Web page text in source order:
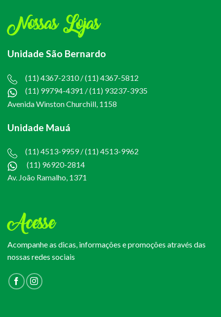
Nossas Lojas
Unidade São Bernardo
(11) 4367-2310 / (11) 4367-5812
(11) 99794-4391 /(11) 93237-3935
Avenida Winston Churchill, 1158
Unidade Mauá
(11) 4513-9959 / (11) 4513-9962
(11) 96920-2814
Av. João Ramalho, 1371
Acesse
Acompanhe as dicas, informações e promoções através das
nossas redes sociais